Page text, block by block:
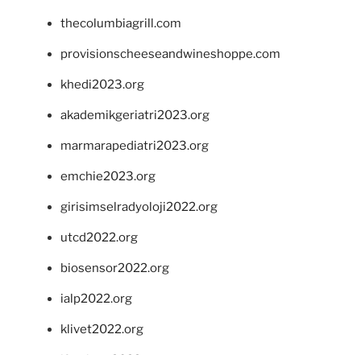
thecolumbiagrill.com
provisionscheeseandwineshoppe.com
khedi2023.org
akademikgeriatri2023.org
marmarapediatri2023.org
emchie2023.org
girisimselradyoloji2022.org
utcd2022.org
biosensor2022.org
ialp2022.org
klivet2022.org